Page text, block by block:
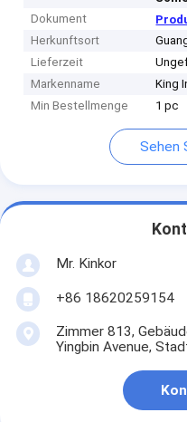
Dokument
Herkunftsort
Lieferzeit
Markenname
King
Min Bestellmenge
1 pc
Sehen
Mr. Kinkor
+86 18620259154
Zimmer 813,
Yingbin Avenue,